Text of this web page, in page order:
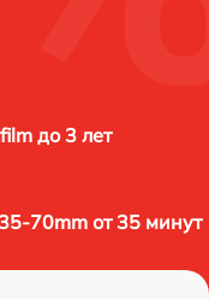
до 3 лет
70mm от 35 минут